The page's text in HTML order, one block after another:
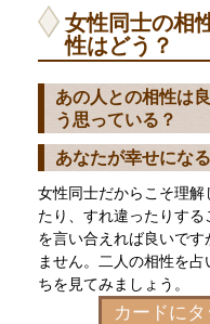
女性同士の相
性はどう？
あの人との相性は
う思っている？
あなたが幸せにな
女性同士だからこそ理
たり、すれ違ったりす
を言い合えれば良いで
ません。二人の相性を
ちを見てみましょう。
カードにタ